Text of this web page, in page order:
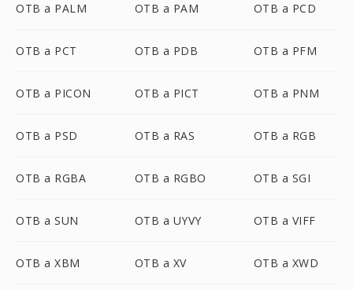
OTB a PALM OTB a PAM OTB a PCD
OTB a PCT OTB a PDB OTB a PFM
OTB a PICON OTB a PICT OTB a PNM
OTB a PSD OTB a RAS OTB a RGB
OTB a RGBA OTB a RGBO OTB a SGI
OTB a SUN OTB a UYVY OTB a VIFF
OTB a XBM OTB a XV OTB a XWD